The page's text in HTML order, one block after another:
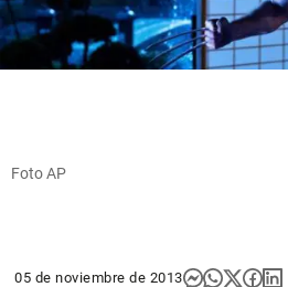
Foto AP
05 de noviembre de 2013